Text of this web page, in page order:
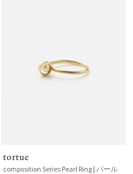
tortue
composition Series Pearl Ring | パール